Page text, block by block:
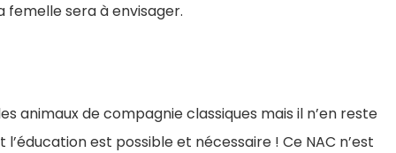
sera à envisager.
animaux de compagnie classiques mais il n’en reste
est possible et nécessaire ! Ce NAC n’est